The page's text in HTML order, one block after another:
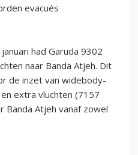
evacués
had Garuda 9302
naar Banda Atjeh. Dit
de inzet van widebody-
extra vluchten (7157
Banda Atjeh vanaf zowel